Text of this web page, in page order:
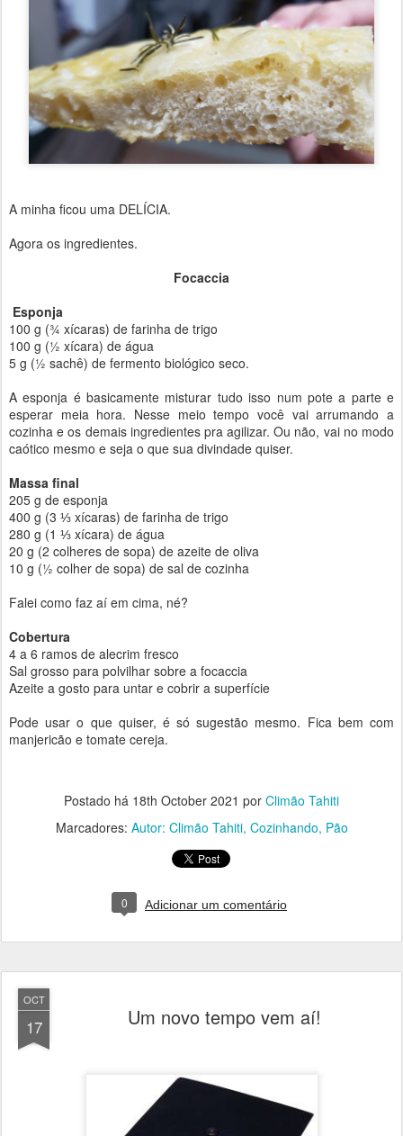
A minha ficou uma DELÍCIA.
Agora os ingredientes.
Focaccia
Esponja
100 g (¾ xícaras) de farinha de trigo
100 g (½ xícara) de água
5 g (½ sachê) de fermento biológico seco.
A esponja é basicamente misturar tudo isso num pote a parte e
esperar meia hora. Nesse meio tempo você vai arrumando a
cozinha e os demais ingredientes pra agilizar. Ou não, vai no modo
caótico mesmo e seja o que sua divindade quiser.
Massa final
205 g de esponja
400 g (3 ⅓ xícaras) de farinha de trigo
280 g (1 ⅓ xícara) de água
20 g (2 colheres de sopa) de azeite de oliva
10 g (½ colher de sopa) de sal de cozinha
Falei como faz aí em cima, né?
Cobertura
4 a 6 ramos de alecrim fresco
Sal grosso para polvilhar sobre a focaccia
Azeite a gosto para untar e cobrir a superfície
Pode usar o que quiser, é só sugestão mesmo. Fica bem com
manjericão e tomate cereja.
Postado há 18th October 2021 por Climão Tahiti
Marcadores: Autor: Climão Tahiti Cozinhando Pão
0 Adicionar um comentário
OCT
17 Um novo tempo vem aí!